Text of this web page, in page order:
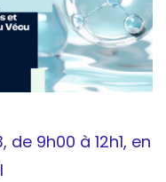
9h00 à 12h1, en